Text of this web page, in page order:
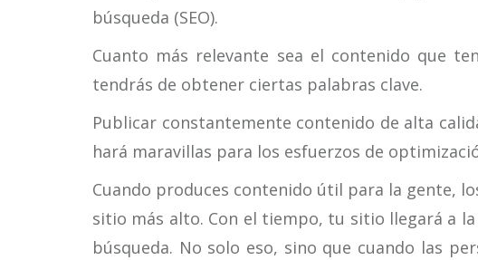
búsqueda (SEO).
Cuanto más relevante sea el contenido que
tendrás de obtener ciertas palabras clave.
Publicar constantemente contenido de alta
hará maravillas para los esfuerzos de
Cuando produces contenido útil para la gente,
sitio más alto. Con el tiempo, tu sitio llegará a
búsqueda. No solo eso, sino que cuando las